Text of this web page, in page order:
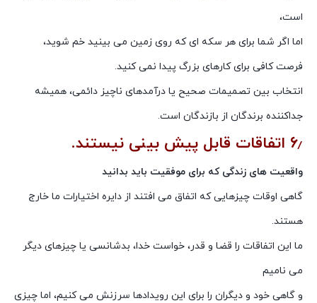
است،
اما اگر شما برای هر سکه ای که روی زمین می بینید خم شوید،
فرصت کافی برای کارهای بزرگ پیدا نمی کنید.
انتخاب بین تصمیمات صحیح یا درآمدهای ناچیز دائمی، همیشه
جداکننده برندگان از بازندگان است.
۶٫ اتفاقات قابل پیش بینی نیستند.
واقعیت های زندگی که برای موفقیت باید بدانید
گاهی اوقات چیزهایی که اتفاق می افتند از دایره اختیارات ما خارج
هستند.
ما این اتفاقات را قضا و قدر، خواست خدا، بدشانسی یا چیزهای دیگر
می نامیم
و گاهی خود و دیگران را برای این رویدادها سرزنش می کنیم، اما چیزی